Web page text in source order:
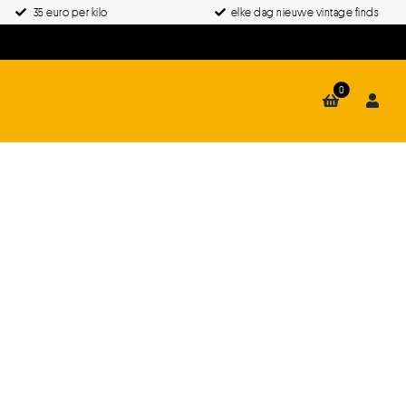
35 euro per kilo elke dag nieuwe vintage finds
0